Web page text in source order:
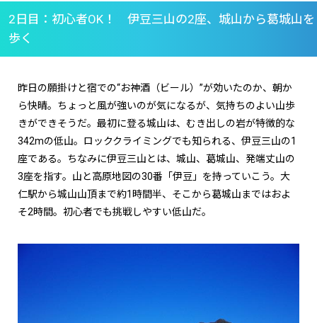
2日目：初心者OK ！ 伊豆三山の2座、城山から葛城山を
歩く
昨日の願掛けと宿での“お神酒（ビール）”が効いたのか、朝か
ら快晴。ちょっと風が強いのが気になるが、気持ちのよい山歩
きができそうだ。最初に登る城山は、むき出しの岩が特徴的な
342mの低山。ロッククライミングでも知られる、伊豆三山の1
座である。ちなみに伊豆三山とは、城山、葛城山、発端丈山の
3座を指す。山と高原地図の30番「伊豆」を持っていこう。大
仁駅から城山山頂まで約1時間半、そこから葛城山まではおよ
そ2時間。初心者でも挑戦しやすい低山だ。